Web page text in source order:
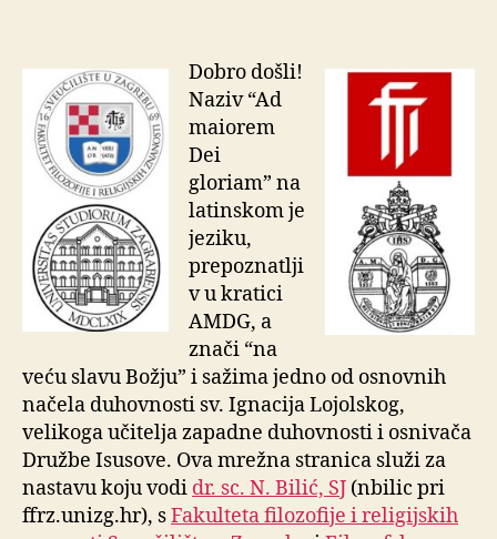
Dobro došli!
Naziv “Ad
maiorem
Dei
gloriam” na
latinskom je
jeziku,
prepoznatlji
v u kratici
AMDG, a
znači “na
veću slavu Božju” i sažima jedno od osnovnih
načela duhovnosti sv. Ignacija Lojolskog,
velikoga učitelja zapadne duhovnosti i osnivača
Družbe Isusove. Ova mrežna stranica služi za
nastavu koju vodi dr. sc. N. Bilić, SJ (nbilic pri
ffrz.unizg.hr), sFakulteta filozofije i religijskih